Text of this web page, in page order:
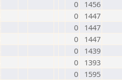
0
1456
0
1447
0
1447
0
1447
0
1439
0
1393
0
1595